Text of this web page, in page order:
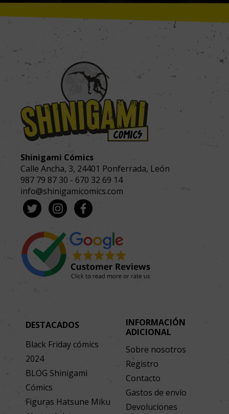
Shinigami Cómics
Calle Ancha, 3, 24401 Ponferrada, León
987 79 87 30 - 670 32 69 14
info@shinigamicomics.com
DESTACADOS
Black Friday cómics
2024
BLOG Shinigami
Cómics
Figuras Hatsune Miku
INFORMACIÓN
ADICIONAL
Sobre nosotros
Registro
Contacto
Gastos de envío
Devoluciones